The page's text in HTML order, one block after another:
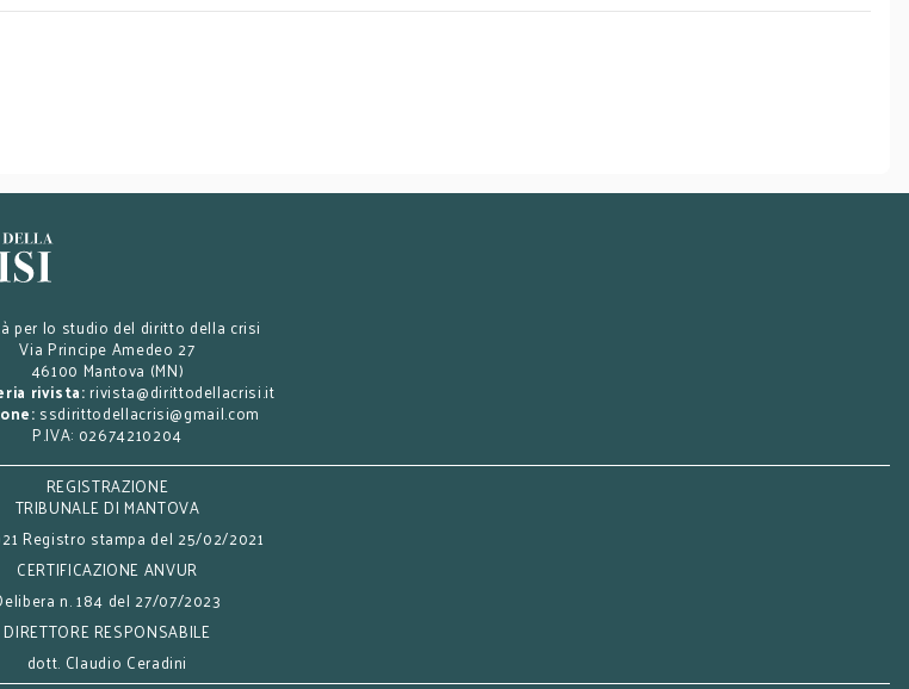
per lo studio del diritto della crisi
Via Principe Amedeo 27
46100 Mantova (MN)
rivista: rivista@dirittodellacrisi.it
ssdirittodellacrisi@gmail.com
P.IVA: 02674210204
REGISTRAZIONE
TRIBUNALE DI MANTOVA
Registro stampa del 25/02/2021
CERTIFICAZIONE ANVUR
n. 184 del 27/07/2023
DIRETTORE RESPONSABILE
dott. Claudio Ceradini